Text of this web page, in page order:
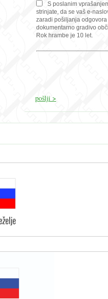
S poslanim
strinjate, da se vaš e-
zaradi pošiljanja odgovora
dokumentarno gradivo
Rok hrambe je 10 let.